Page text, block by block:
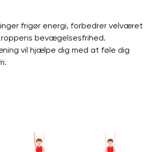
frigør energi, forbedrer velværet
bevægelsesfrihed.
vil hjælpe dig med at føle dig